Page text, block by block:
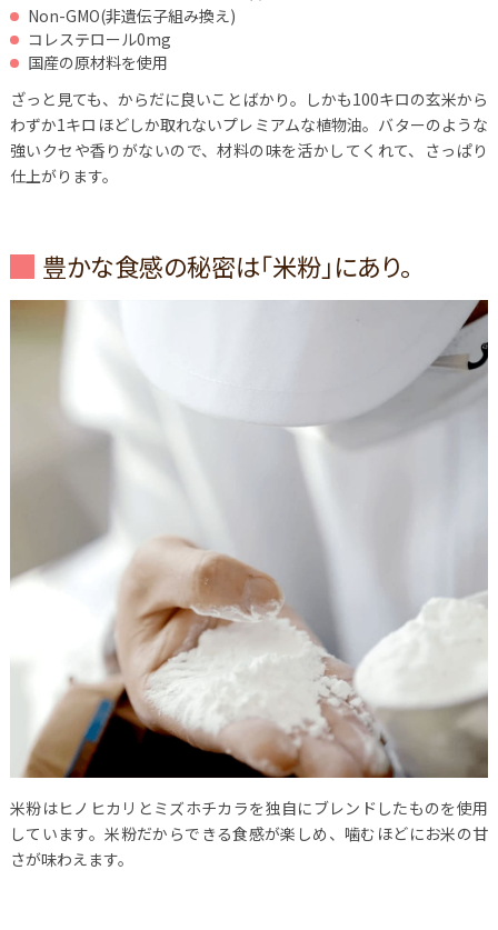
Non-GMO(非遺伝子組み換え)
コレステロール0mg
国産の原材料を使用
ざっと見ても、からだに良いことばかり。しかも100キロの玄米から
わずか1キロほどしか取れないプレミアムな植物油。バターのような
強いクセや香りがないので、材料の味を活かしてくれて、さっぱり
仕上がります。
豊かな食感の秘密は「米粉」にあり。
米粉はヒノヒカリとミズホチカラを独自にブレンドしたものを使用
しています。米粉だからできる食感が楽しめ、噛むほどにお米の甘
さが味わえます。